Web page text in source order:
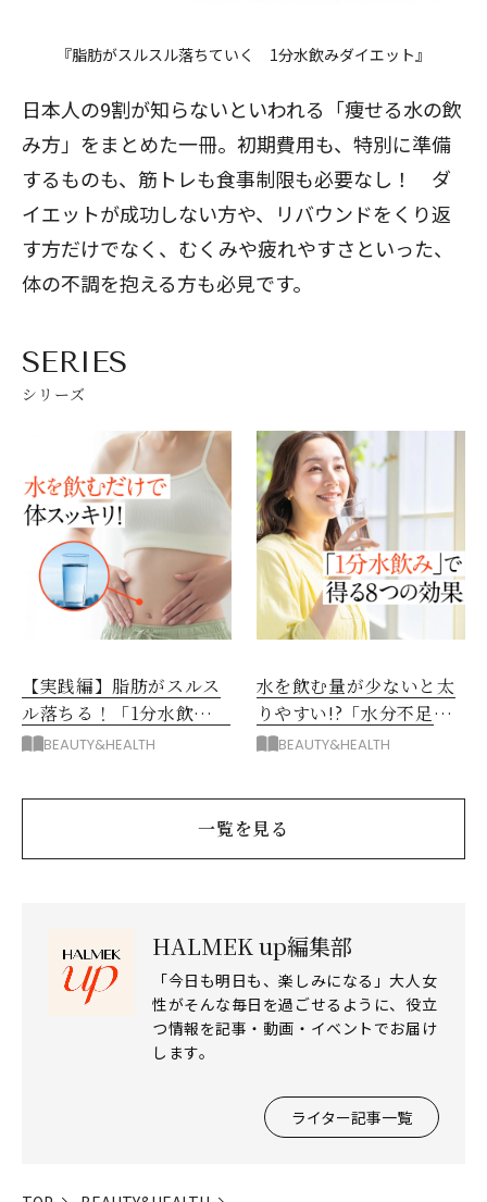
『脂肪がスルスル落ちていく 1分水飲みダイエット』
日本人の9割が知らないといわれる「痩せる水の飲
み方」をまとめた一冊。初期費用も、特別に準備
するものも、筋トレも食事制限も必要なし！ ダ
イエットが成功しない方や、リバウンドをくり返
す方だけでなく、むくみや疲れやすさといった、
体の不調を抱える方も必見です。
SERIES
シリーズ
【実践編】脂肪がスルス
ル落ちる！「1分水飲みダ
イエット」の正しいやり
BEAUTY&HEALTH
水を飲む量が少ないと太
りやすい!?「水分不足
度」をセルフ診断
BEAUTY&HEALTH
一覧を見る
HALMEK up編集部
「今日も明日も、楽しみになる」大人女
性がそんな毎日を過ごせるように、役立
つ情報を記事・動画・イベントでお届け
します。
ライター記事一覧